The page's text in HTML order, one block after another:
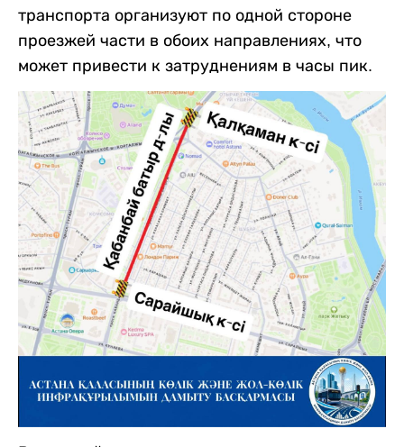
транспорта организуют по одной стороне
проезжей части в обоих направлениях, что
может привести к затруднениям в часы пик.